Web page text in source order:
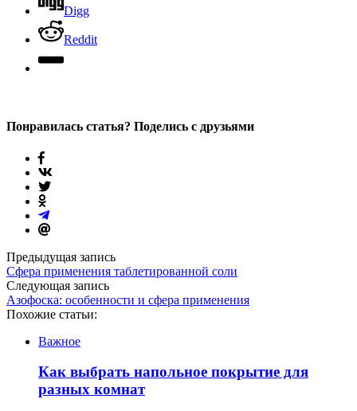
Digg
Reddit
Понравилась статья? Поделись с друзьями
Предыдущая запись
Сфера применения таблетированной соли
Следующая запись
Азофоска: особенности и сфера применения
Похожие статьи:
Важное
Как выбрать напольное покрытие для
разных комнат